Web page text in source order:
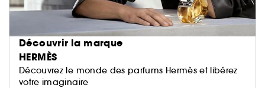
Découvrir la marque
HERMÈS
Découvrez le monde des parfums Hermès et libérez
votre imaginaire